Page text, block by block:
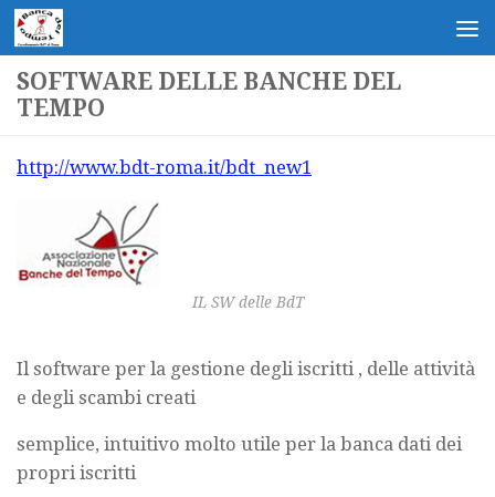
Salta al contenuto
SOFTWARE DELLE BANCHE DEL
TEMPO
http://www.bdt-roma.it/bdt_new1
IL SW delle BdT
Il software per la gestione degli iscritti , delle attività
e degli scambi creati
semplice, intuitivo molto utile per la banca dati dei
propri iscritti